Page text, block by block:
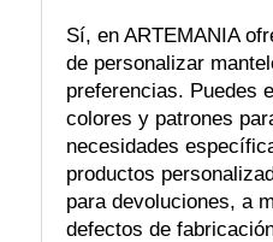
Sí, en ARTEMANIA
de personalizar
preferencias. Puedes
colores y patrones
necesidades
productos
para devoluciones, a
defectos de